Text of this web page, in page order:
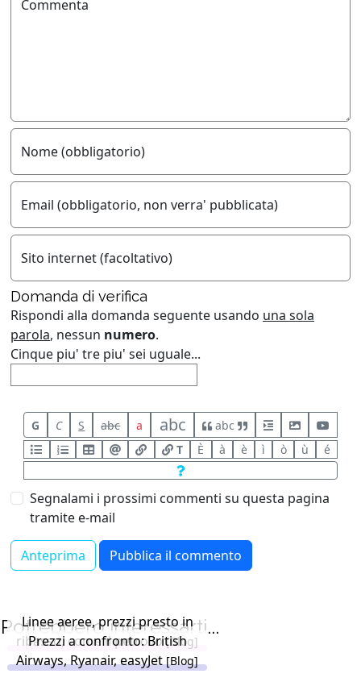
Commenta
Nome (obbligatorio)
Email (obbligatorio, non verra' pubblicata)
Sito internet (facoltativo)
Domanda di verifica
Rispondi alla domanda seguente usando una sola
parola, nessun numero.
Cinque piu' tre piu' sei uguale...
G C S abc a abc
abc
T
È à è ì ò ù é
Segnalami i prossimi commenti su questa pagina
tramite e-mail
Potrebbero interessarti...
Linee aeree, prezzi presto in
ribasso, come il petrolio[Blog]
Prezzi a confronto: British
Airways, Ryanair, easyJet[Blog]